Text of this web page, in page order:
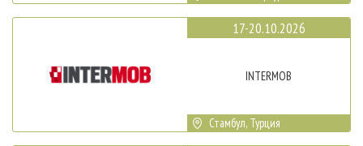
17-20.10.2026
INTERMOB
Стамбул, Турция